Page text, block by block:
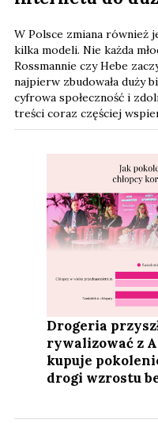
W Polsce zmiana również
kilka modeli. Nie każda
Rossmannie czy Hebe
najpierw zbudowała duży
cyfrowa społeczność i
treści coraz częściej
Drogeria
rywalizować z
kupuje
drogi wzrostu